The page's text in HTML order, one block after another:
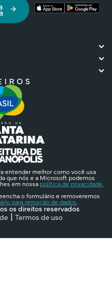
entender melhor como você usa
que nós e a Microsoft podemos
em nossa política de privacidade.
o formulário e removeremos
para remoção de dados.
os direitos reservados
Termos de uso